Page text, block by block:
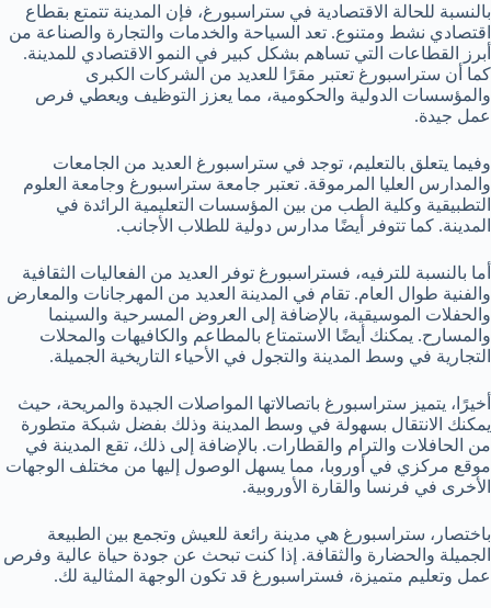
بالنسبة للحالة الاقتصادية في ستراسبورغ، فإن المدينة تتمتع بقطاع
اقتصادي نشط ومتنوع. تعد السياحة والخدمات والتجارة والصناعة من
أبرز القطاعات التي تساهم بشكل كبير في النمو الاقتصادي للمدينة.
كما أن ستراسبورغ تعتبر مقرًا للعديد من الشركات الكبرى
والمؤسسات الدولية والحكومية، مما يعزز التوظيف ويعطي فرص
عمل جيدة.
وفيما يتعلق بالتعليم، توجد في ستراسبورغ العديد من الجامعات
والمدارس العليا المرموقة. تعتبر جامعة ستراسبورغ وجامعة العلوم
التطبيقية وكلية الطب من بين المؤسسات التعليمية الرائدة في
المدينة. كما تتوفر أيضًا مدارس دولية للطلاب الأجانب.
أما بالنسبة للترفيه، فستراسبورغ توفر العديد من الفعاليات الثقافية
والفنية طوال العام. تقام في المدينة العديد من المهرجانات والمعارض
والحفلات الموسيقية، بالإضافة إلى العروض المسرحية والسينما
والمسارح. يمكنك أيضًا الاستمتاع بالمطاعم والكافيهات والمحلات
التجارية في وسط المدينة والتجول في الأحياء التاريخية الجميلة.
أخيرًا، يتميز ستراسبورغ باتصالاتها المواصلات الجيدة والمريحة، حيث
يمكنك الانتقال بسهولة في وسط المدينة وذلك بفضل شبكة متطورة
من الحافلات والترام والقطارات. بالإضافة إلى ذلك، تقع المدينة في
موقع مركزي في أوروبا، مما يسهل الوصول إليها من مختلف الوجهات
الأخرى في فرنسا والقارة الأوروبية.
باختصار، ستراسبورغ هي مدينة رائعة للعيش وتجمع بين الطبيعة
الجميلة والحضارة والثقافة. إذا كنت تبحث عن جودة حياة عالية وفرص
عمل وتعليم متميزة، فستراسبورغ قد تكون الوجهة المثالية لك.